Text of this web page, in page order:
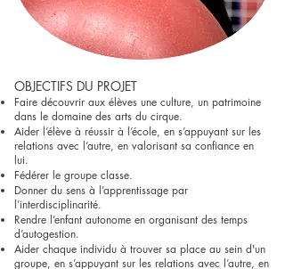
OBJECTIFS DU PROJET
​Faire découvrir aux élèves une culture, un patrimoine
dans le domaine des arts du cirque.
Aider l’élève à réussir à l’école, en s’appuyant sur les
relations avec l’autre, en valorisant sa confiance en
lui.
Fédérer le groupe classe.
Donner du sens à l’apprentissage par
l’interdisciplinarité.
Rendre l’enfant autonome en organisant des temps
d’autogestion.
Aider chaque individu à trouver sa place au sein d'un
groupe, en s’appuyant sur les relations avec l’autre, en